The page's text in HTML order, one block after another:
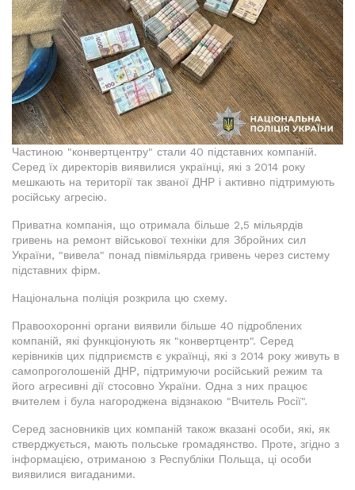
Частиною "конвертцентру" стали 40 підставних компаній.
Серед їх директорів виявилися українці, які з 2014 року
мешкають на території так званої ДНР і активно підтримують
російську агресію.
Приватна компанія, що отримала більше 2,5 мільярдів
гривень на ремонт військової техніки для Збройних сил
України, "вивела" понад півмільярда гривень через систему
підставних фірм.
Національна поліція розкрила цю схему.
Правоохоронні органи виявили більше 40 підроблених
компаній, які функціонують як "конвертцентр". Серед
керівників цих підприємств є українці, які з 2014 року живуть в
самопроголошеній ДНР, підтримуючи російський режим та
його агресивні дії стосовно України. Одна з них працює
вчителем і була нагороджена відзнакою "Вчитель Росії".
Серед засновників цих компаній також вказані особи, які, як
стверджується, мають польське громадянство. Проте, згідно з
інформацією, отриманою з Республіки Польща, ці особи
виявилися вигаданими.